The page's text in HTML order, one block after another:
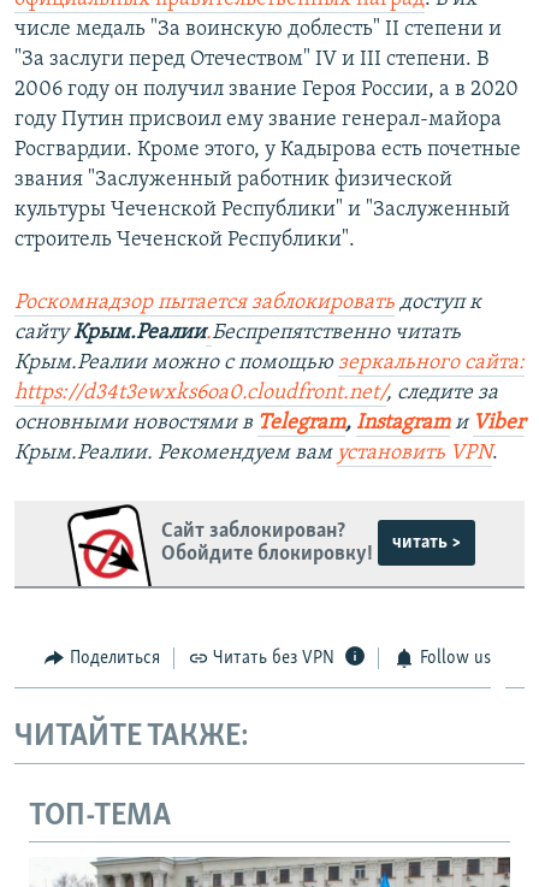
числе медаль "За воинскую доблесть" II степени и
"За заслуги перед Отечеством" IV и III степени. В
2006 году он получил звание Героя России, а в 2020
году Путин присвоил ему звание генерал-майора
Росгвардии. Кроме этого, у Кадырова есть почетные
звания "Заслуженный работник физической
культуры Чеченской Республики" и "Заслуженный
строитель Чеченской Республики".
Роскомнадзор пытается заблокировать доступ к
сайтуКрым.Реалии.Беспрепятственно читать
Крым.Реалии можно с помощью зеркального сайта:
https://d34t3ewxks6oa0.cloudfront.net/, следите за
основными новостями в Telegram, Instagramи Viber
Крым.Реалии. Рекомендуем вам установить VPN.
Сайт заблокирован?
Обойдите блокировку!
читать >
Поделиться Читать без VPN Follow us
ЧИТАЙТЕ ТАКЖЕ:
ТОП-ТЕМА